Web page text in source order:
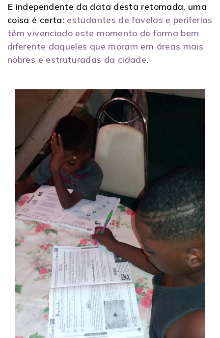
E independente da data desta retomada, uma
coisa é certa: estudantes de favelas e periferias
têm vivenciado este momento de forma bem
diferente daqueles que moram em áreas mais
nobres e estruturadas da cidade.